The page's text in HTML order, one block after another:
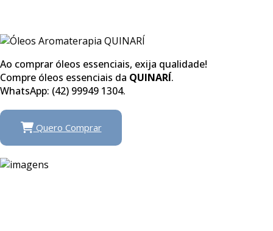
Ao comprar óleos essenciais, exija qualidade!
Compre óleos essenciais da QUINARÍ.
WhatsApp: (42) 99949 1304.
Quero Comprar